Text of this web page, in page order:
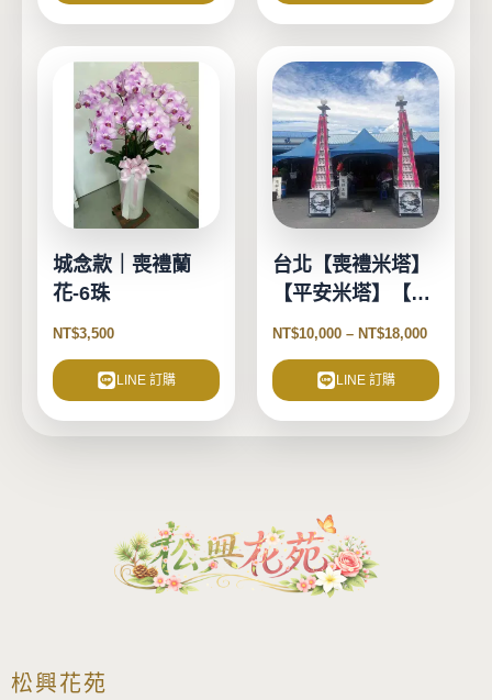
面
選
城念款｜喪禮蘭
花-6珠
NT$3,500
LINE 訂購
台北【喪禮米塔】
【平安米塔】【告
別式米塔】
NT$10,000 – NT$18,000
LINE 訂購
產
品
有
多
種
款
可
頁
面
選
松興花苑